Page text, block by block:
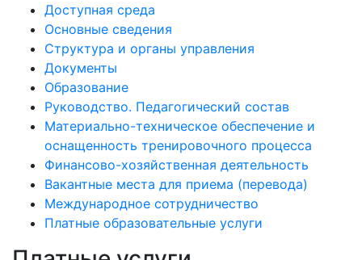
Доступная среда
Основные сведения
Структура и органы управления
Документы
Образование
Руководство. Педагогический состав
Материально-техническое обеспечение и
оснащенность тренировочного процесса
Финансово-хозяйственная деятельность
Вакантные места для приема (перевода)
Международное сотрудничество
Платные образовательные услуги